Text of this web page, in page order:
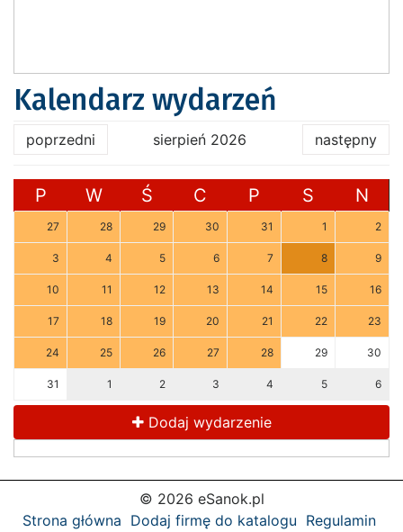
Kalendarz wydarzeń
poprzedni sierpień 2026 następny
P W Ś C P S N
27 28 29 30 31 1 2
3 4 5 6 7 8 9
10 11 12 13 14 15 16
17 18 19 20 21 22 23
24 25 26 27 28 29 30
31 1 2 3 4 5 6
Dodaj wydarzenie
© 2026 eSanok.pl
Strona główna Dodaj firmę do katalogu Regulamin